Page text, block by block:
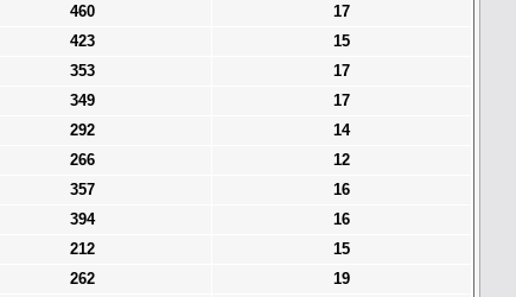
460
17
423
15
353
17
349
17
292
14
266
12
357
16
394
16
212
15
262
19